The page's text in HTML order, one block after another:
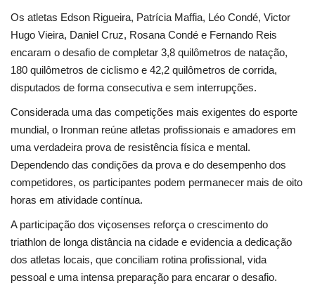
Solidariedade
Meio Ambiente
Justiça
Obituário
Brasil
Minas Gerais
Os atletas Edson Rigueira, Patrícia Maffia, Léo Condé, Victor
Hugo Vieira, Daniel Cruz, Rosana Condé e Fernando Reis
encaram o desafio de completar 3,8 quilômetros de natação,
180 quilômetros de ciclismo e 42,2 quilômetros de corrida,
disputados de forma consecutiva e sem interrupções.
Considerada uma das competições mais exigentes do esporte
mundial, o Ironman reúne atletas profissionais e amadores em
uma verdadeira prova de resistência física e mental.
Dependendo das condições da prova e do desempenho dos
competidores, os participantes podem permanecer mais de oito
horas em atividade contínua.
A participação dos viçosenses reforça o crescimento do
triathlon de longa distância na cidade e evidencia a dedicação
dos atletas locais, que conciliam rotina profissional, vida
pessoal e uma intensa preparação para encarar o desafio.